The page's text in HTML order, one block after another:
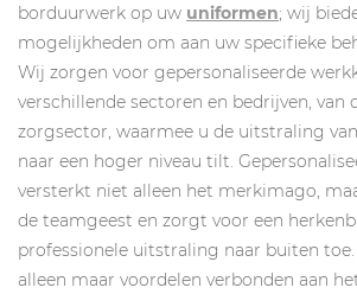
borduurwerk op uw uniformen; wij
mogelijkheden om aan uw specifieke
Wij zorgen voor gepersonaliseerde
verschillende sectoren en bedrijven, van
zorgsector, waarmee u de uitstraling
naar een hoger niveau tilt.
versterkt niet alleen het merkimago,
de teamgeest en zorgt voor een
professionele uitstraling naar buiten
alleen maar voordelen verbonden aan